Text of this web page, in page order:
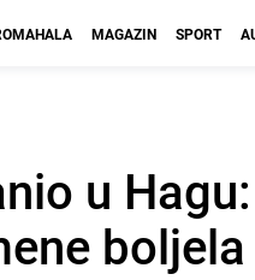
MAGAZIN SPORT
u
boljela